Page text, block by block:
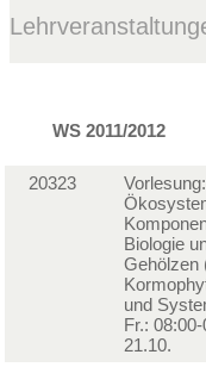
WS 2011/2012
20323
Biologie
Gehölzen
und
Fr.:
21.10.